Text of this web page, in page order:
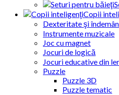
Copii
Dexteritate şi
Instrumente muzicale
Joc cu magnet
Jocuri de logică
Jocuri educative din
Puzzle
Puzzle 3D
Puzzle tematic